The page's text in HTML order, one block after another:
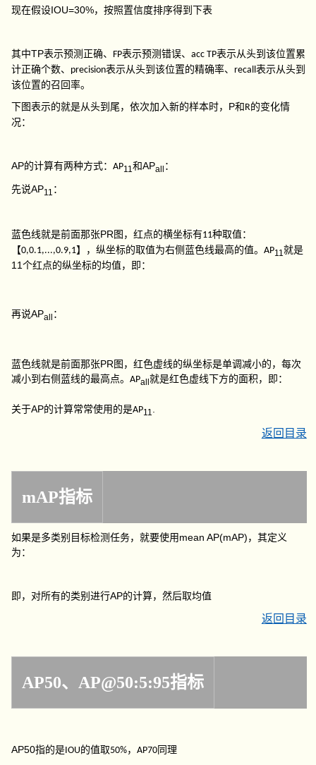
现在假设IOU=30%，按照置信度排序得到下表
其中TP表示预测正确、 FP表示预测错误、acc TP表示从头到该位置累
计正确个数、 precision表示从头到该位置的精确率、recall表示从头到
该位置的召回率。
下图表示的就是从头到尾，依次加入新的样本时， P和 R的变化情
况：
AP的计算有两种方式：AP11和APall ：
先说AP11 ：
蓝色线就是前面那张PR 图，红点的横坐标有11种取值：
【0,0.1,...,0.9,1】，纵坐标的取值为右侧蓝色线最高的值。AP11 就是
11个红点的纵坐标的均值，即：
再说APall ：
蓝色线就是前面那张PR 图，红色虚线的纵坐标是单调减小的，每次
减小到右侧蓝线的最高点。APall就是红色虚线下方的面积，即：
关于AP的计算常常使用的是AP11
返回目录
mAP指标
如果是多类别目标检测任务，就要使用 mean AP(mAP) ，其定义
为：
即，对所有的类别进行AP的计算，然后取均值
返回目录
AP50、AP@50:5:95指标
AP50指的是 IOU的值取50%，AP70 同理